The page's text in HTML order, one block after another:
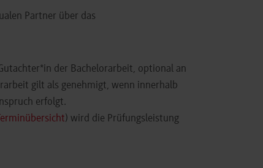
Partner über das
der Bachelorarbeit, optional an
gilt als genehmigt, wenn innerhalb
erfolgt.
) wird die Prüfungsleistung